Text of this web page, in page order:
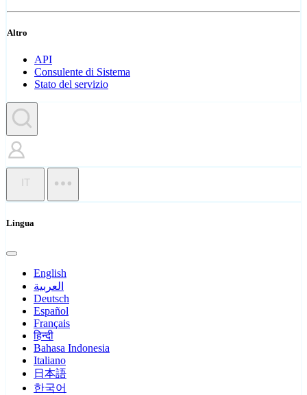
Altro
API
Consulente di Sistema
Stato del servizio
IT
Lingua
English
العربية
Deutsch
Español
Français
हिन्दी
Bahasa Indonesia
Italiano
日本語
한국어